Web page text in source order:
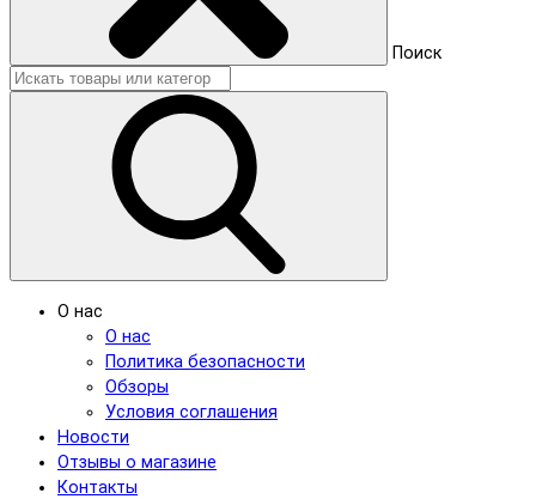
Поиск
О нас
О нас
Политика безопасности
Обзоры
Условия соглашения
Новости
Отзывы о магазине
Контакты